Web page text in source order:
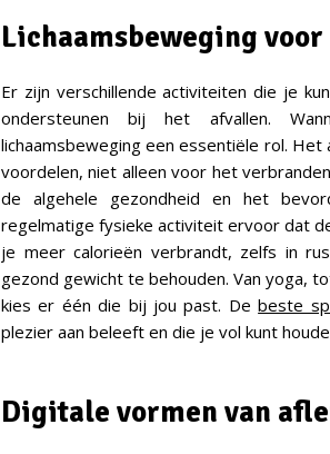
Lichaamsbeweging
Er zijn verschillende activiteiten die je
ondersteunen bij het afvallen.
lichaamsbeweging een essentiële rol.
voordelen, niet alleen voor het
de algehele gezondheid en het
regelmatige fysieke activiteit ervoor dat
je meer calorieën verbrandt, zelfs in
gezond gewicht te behouden. Van yoga,
kies er één die bij jou past. Debeste
plezier aan beleeft en die je vol kunt
Digitale vormen van